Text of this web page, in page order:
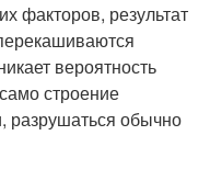
факторов, результат
вероятность
строение
разрушаться обычно